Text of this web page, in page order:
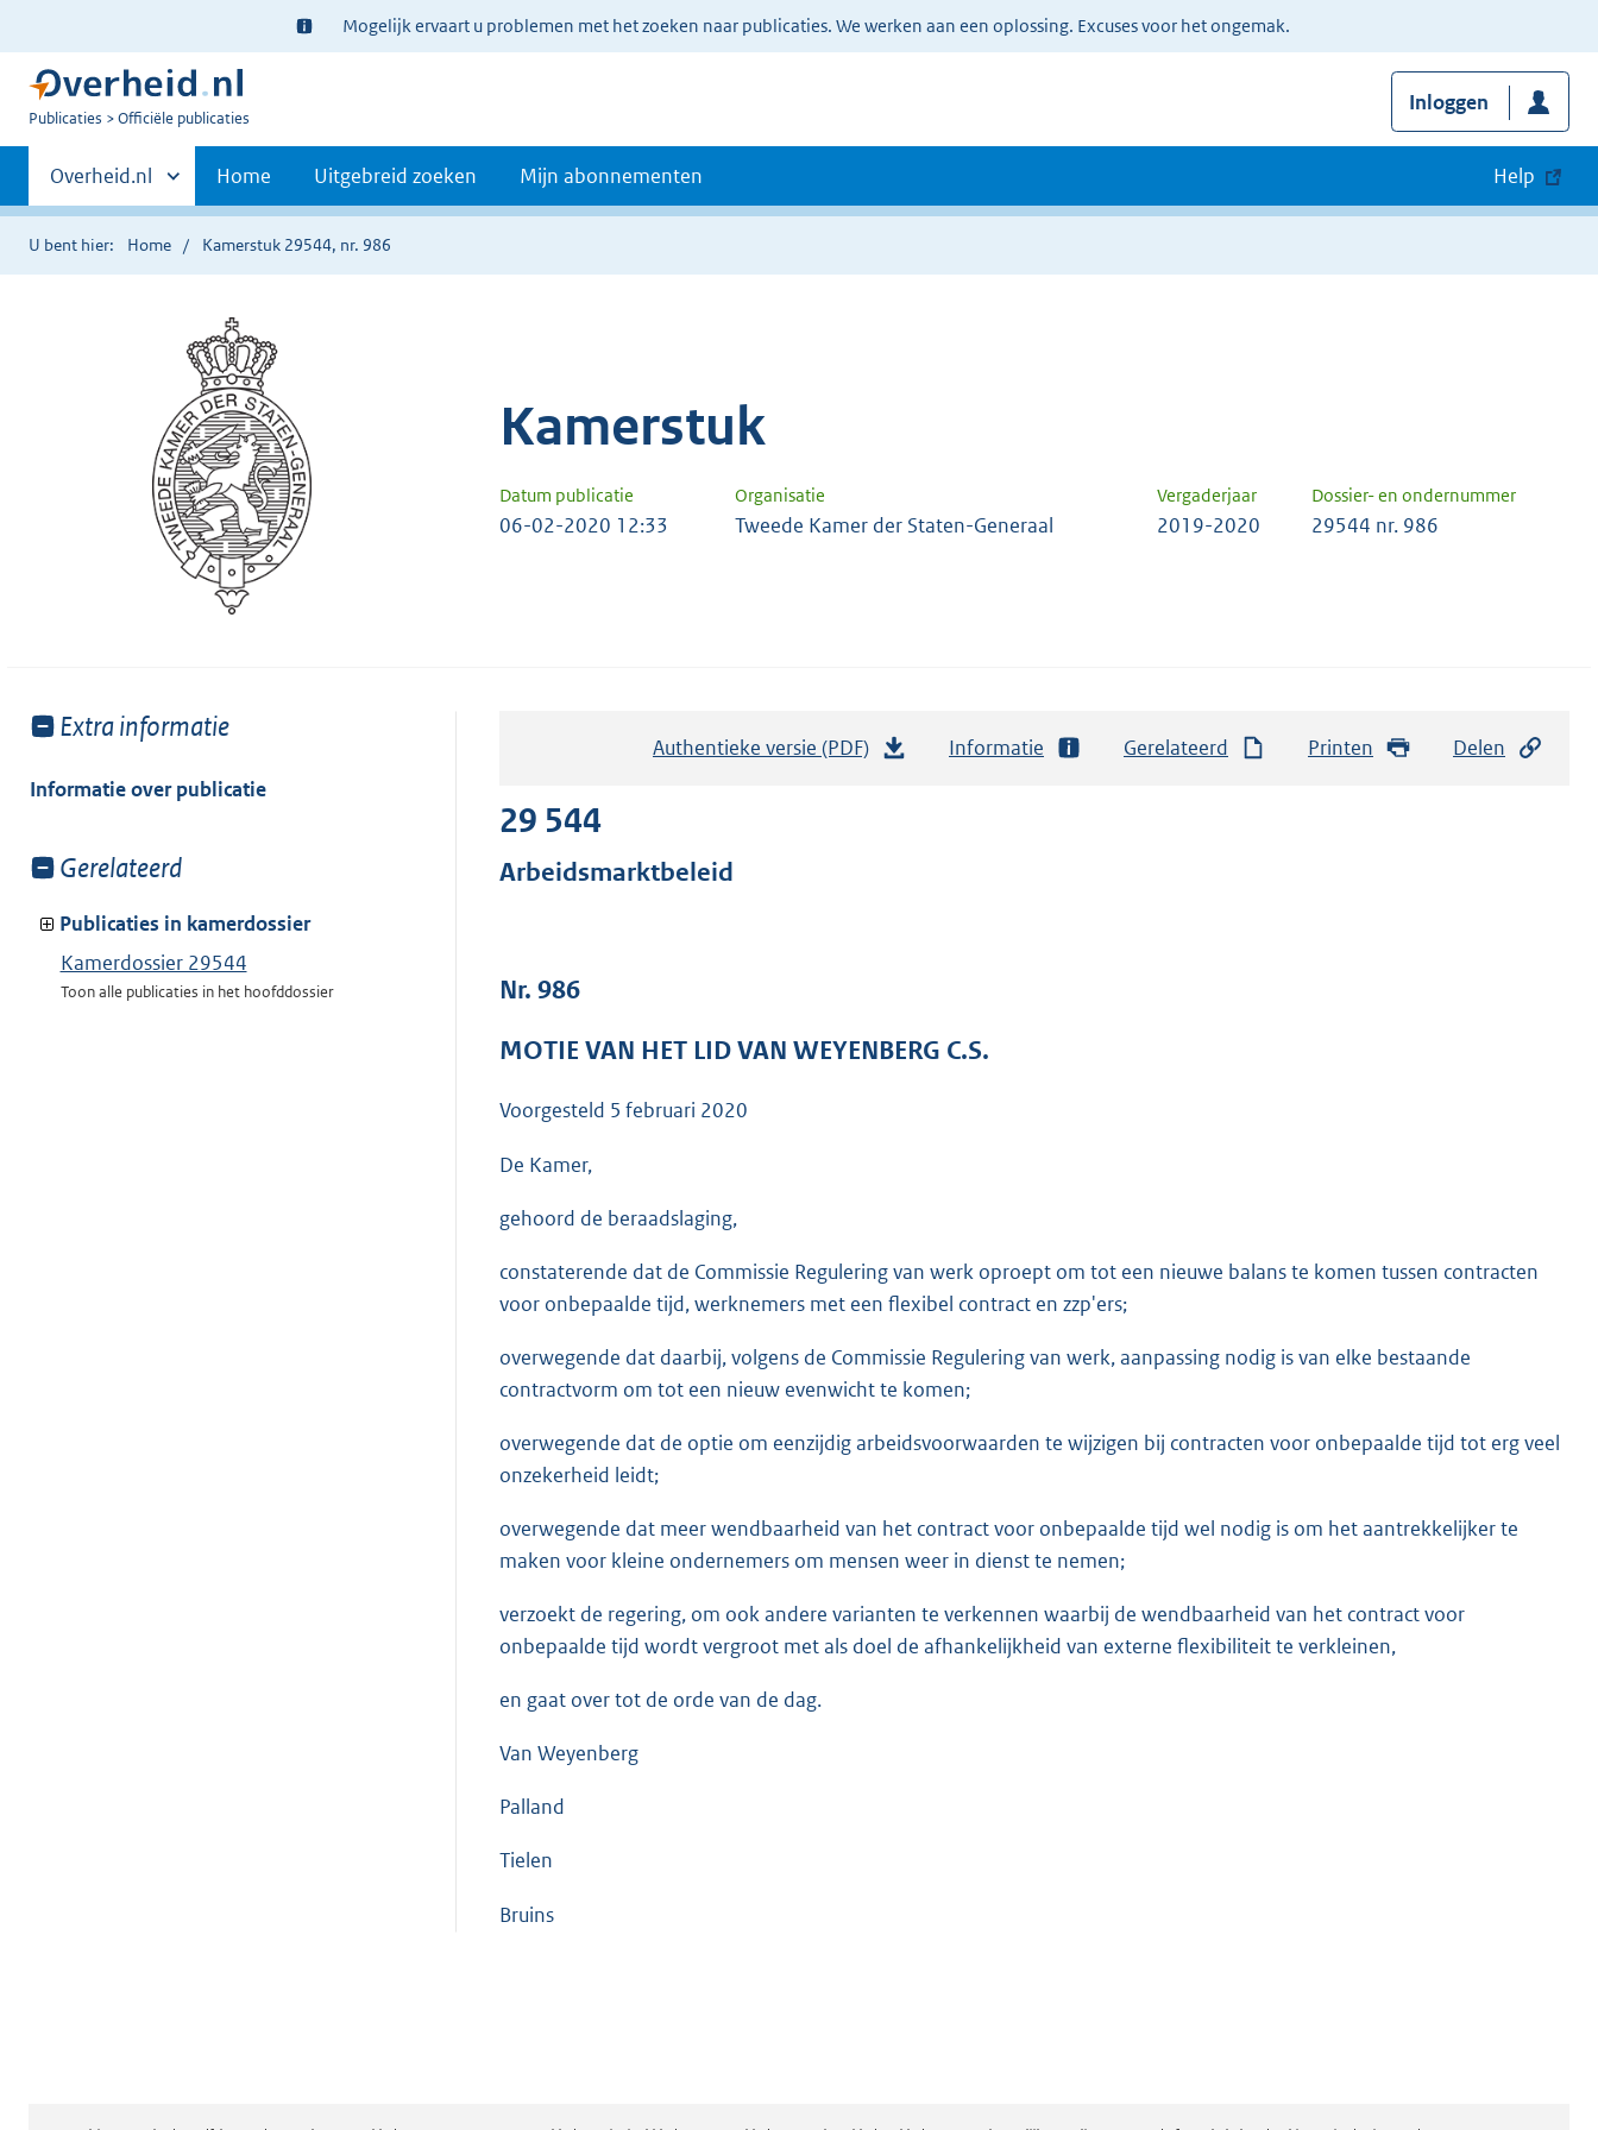
Ter
informatie:
Mogelijk ervaart u problemen met het zoeken naar publicaties. We werken aan een oplossing. Excuses voor het ongemak.
U
Publicaties Officiële publicaties
Inloggen
Primaire
navigatie
Andere
sites
binnen
Overheid.nl Home Uitgebreid zoeken Mijn abonnementen Help
U bent hier: Home Kamerstuk 29544, nr. 986
Kamerstuk
Datum publicatie Organisatie Vergaderjaar Dossier- en ondernummer
06-02-2020 12:33 Tweede Kamer der Staten-Generaal 2019-2020 29544 nr. 986
Toon
van:
Extra informatie
Informatie over publicatie
Toon
van:
Gerelateerd
Publicaties in kamerdossier
Kamerdossier 29544
Toon alle publicaties in het hoofddossier
Authentieke versie (PDF)
r
b
Informatie Gerelateerd Printen Delen
29 544
Arbeidsmarktbeleid
Nr. 986
MOTIE VAN HET LID VAN WEYENBERG C.S.
Voorgesteld 5 februari 2020
De Kamer,
gehoord de beraadslaging,
constaterende dat de Commissie Regulering van werk oproept om tot een nieuwe balans te komen tussen contracten
voor onbepaalde tijd, werknemers met een flexibel contract en zzp'ers;
overwegende dat daarbij, volgens de Commissie Regulering van werk, aanpassing nodig is van elke bestaande
contractvorm om tot een nieuw evenwicht te komen;
overwegende dat de optie om eenzijdig arbeidsvoorwaarden te wijzigen bij contracten voor onbepaalde tijd tot erg veel
onzekerheid leidt;
overwegende dat meer wendbaarheid van het contract voor onbepaalde tijd wel nodig is om het aantrekkelijker te
maken voor kleine ondernemers om mensen weer in dienst te nemen;
verzoekt de regering, om ook andere varianten te verkennen waarbij de wendbaarheid van het contract voor
onbepaalde tijd wordt vergroot met als doel de afhankelijkheid van externe flexibiliteit te verkleinen,
en gaat over tot de orde van de dag.
Van Weyenberg
Palland
Tielen
Bruins